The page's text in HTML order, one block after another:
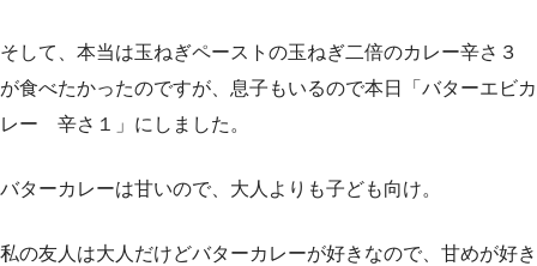
そして、本当は玉ねぎペーストの玉ねぎ二倍のカレー辛さ３
が食べたかったのですが、息子もいるので本日「バターエビカ
レー 辛さ１」にしました。
バターカレーは甘いので、大人よりも子ども向け。
私の友人は大人だけどバターカレーが好きなので、甘めが好き